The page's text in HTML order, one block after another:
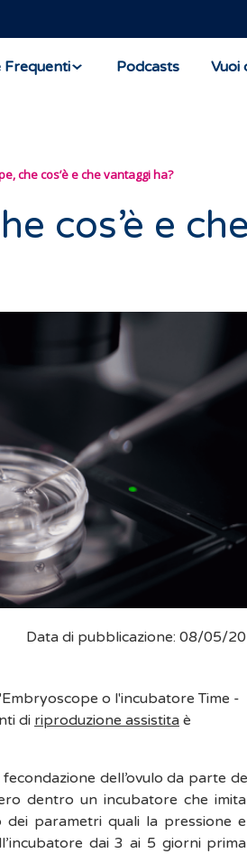
Frequenti Podcasts Vuoi
che cos’è e che vantaggi ha?
cos’è e
Data di pubblicazione: 08/05/
di riproduzione assistita
dell’ovulo da parte
dentro un incubatore che
dei parametri quali la pressione
dai 3 ai 5 giorni